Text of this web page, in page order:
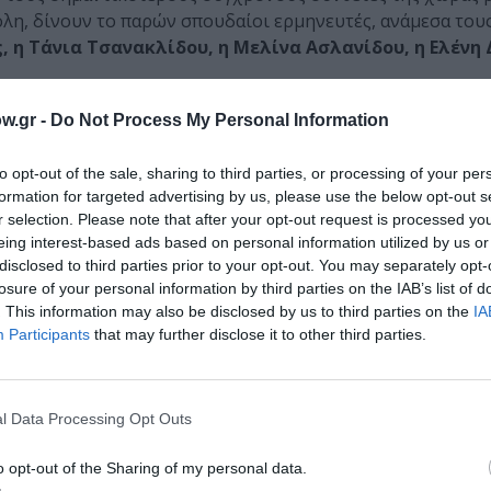
- Do Not Process My Personal Information
opt-out of the sale, sharing to third parties, or processing of your
for targeted advertising by us, please use the below opt-out
selection. Please note that after your opt-out request is processed
interest-based ads based on personal information utilized by us
to third parties prior to your opt-out. You may separately
of your personal information by third parties on the IAB’s list of
This information may also be disclosed by us to third parties on the
Participants that may further disclose it to other third parties.
Data Processing Opt Outs
opt-out of the Sharing of my personal data.
δίνουν το παρών σπουδαίοι ερμηνευτές, ανάμεσα
Τάνια Τσανακλίδου, η Μελίνα Ασλανίδου, η Ελένη
πάθος και έκφραση. Τα τραγούδια που επέλεξα με
σε κόσμους φανταστικούς, με μεταφέρουν μαγικά από
Πρωτοψάλτη. Η σπουδαία ερμηνεύτρια έρχεται στο
Ρότα και Πιατσόλλα μέχρι τους σύγχρονους
και από τη σκηνή του Ηρωδείου μας
του Δήμου Αθηναίωνυπό τη μουσική
του Φεστιβάλ 2015. Το υποβλητικό θεατράκι της
θα φιλοξενήσει 3 διήμερα ελληνικής μουσικής
μαγεία του μικρού αυτού θεάτρου ήρθε τη στιγμή να
μαγικές!